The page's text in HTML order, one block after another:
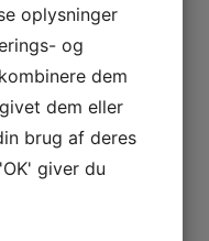
oplysninger
og
dem
dem eller
brug af deres
giver du